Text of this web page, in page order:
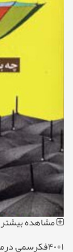
مشاهده بیشتر
۴۰+۱فکرسمی درموردامتحان وکنکور